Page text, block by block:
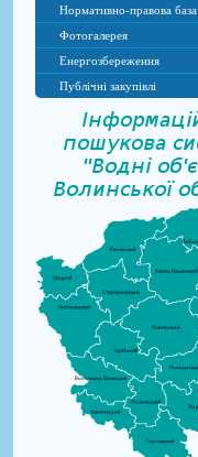
Нормативно-правова база
Фотогалерея
Енергозбереження
Публічні закупівлі